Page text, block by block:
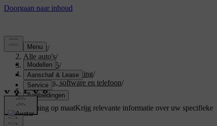
Support/
Alle auto's/
EX40 2025/
Gebruikershandleiding/
Displays, software en telefoon/
In-car apps
Ondersteuning op maatKrijg relevante informatie over uw specifieke
auto.